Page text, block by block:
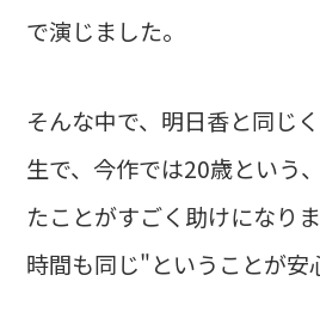
で演じました。
そんな中で、明日香と同じ
生で、今作では20歳という
たことがすごく助けになり
時間も同じ"ということが安